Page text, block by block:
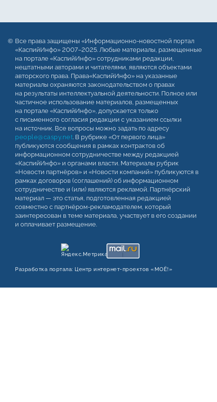
Все права защищены «Информационно-новостной портал
«КаспийИнфо» 2007–2025. Любые материалы, размещенные
на портале «КаспийИнфо» сотрудниками редакции,
нештатными авторами и читателями, являются объектами
авторского права. Права«КаспийИнфо» на указанные
материалы охраняются законодательством о правах
на результаты интеллектуальной деятельности. Полное или
частичное использование материалов, размещенных
на портале «КаспийИнфо», допускается только
с письменного согласия редакции с указанием ссылки
на источник. Все вопросы можно задать по адресу
people@caspy.net. В рубрике «От первого лица»
публикуются сообщения в рамках контрактов об
информационном сотрудничестве между редакцией
«КаспийИнфо» и органами власти. Материалы рубрик
«Новости партнёров» и «Новости компаний» публикуются в
рамках договоров (соглашений) об информационном
сотрудничестве и (или) являются рекламой. Партнёрский
материал — это статья, подготовленная редакцией
совместно с партнёром-рекламодателем, который
заинтересован в теме материала, участвует в его создании
и оплачивает размещение.
Разработка портала: Центр интернет‑проектов «МОЁ!»